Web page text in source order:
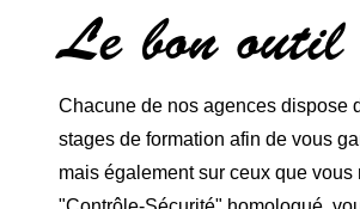
Le bon outil
Chacune de nos agences dispose
stages de formation afin de vous
mais également sur ceux que